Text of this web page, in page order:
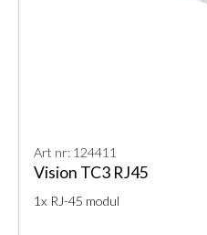
Art nr: 124411
Vision TC3 RJ45
1x RJ-45 modul